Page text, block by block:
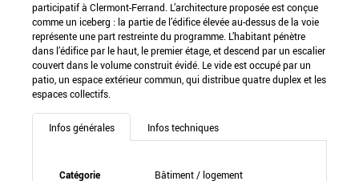
participatif à Clermont-Ferrand. L’architecture proposée est conçue
comme un iceberg : la partie de l’édifice élevée au-dessus de la voie
représente une part restreinte du programme. L’habitant pénètre
dans l’édifice par le haut, le premier étage, et descend par un escalier
couvert dans le volume construit évidé. Le vide est occupé par un
patio, un espace extérieur commun, qui distribue quatre duplex et les
espaces collectifs.
Infos générales Infos techniques
Catégorie
Bâtiment / logement